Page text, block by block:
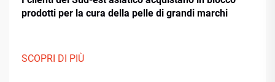
prodotti per la cura della pelle di grandi marchi
SCOPRI DI PIÙ